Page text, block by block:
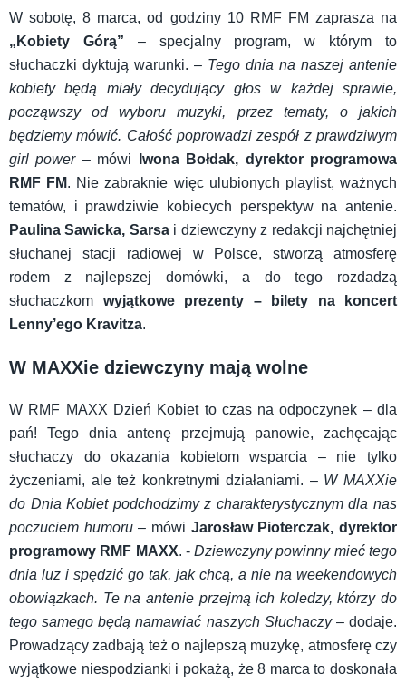
W sobotę, 8 marca, od godziny 10 RMF FM zaprasza na
„Kobiety Górą” – specjalny program, w którym to
słuchaczki dyktują warunki. – Tego dnia na naszej antenie
kobiety będą miały decydujący głos w każdej sprawie,
począwszy od wyboru muzyki, przez tematy, o jakich
będziemy mówić. Całość poprowadzi zespół z prawdziwym
girl power– mówi
Iwona Bołdak, dyrektor programowa
RMF FM. Nie zabraknie więc ulubionych playlist, ważnych
tematów, i prawdziwie kobiecych perspektyw na antenie.
Paulina Sawicka, Sarsai dziewczyny z redakcji najchętniej
słuchanej stacji radiowej w Polsce, stworzą atmosferę
rodem z najlepszej domówki, a do tego rozdadzą
słuchaczkom wyjątkowe prezenty – bilety na koncert
Lenny’ego Kravitza.
W MAXXie dziewczyny mają wolne
W RMF MAXX Dzień Kobiet to czas na odpoczynek – dla
pań! Tego dnia antenę przejmują panowie, zachęcając
słuchaczy do okazania kobietom wsparcia – nie tylko
życzeniami, ale też konkretnymi działaniami. – W MAXXie
do Dnia Kobiet podchodzimy z charakterystycznym dla nas
poczuciem humoru– mówi Jarosław Pioterczak, dyrektor
programowy RMF MAXX. -Dziewczyny powinny mieć tego
dnia luz i spędzić go tak, jak chcą, a nie na weekendowych
obowiązkach. Te na antenie przejmą ich koledzy, którzy do
tego samego będą namawiać naszych Słuchaczy– dodaje.
Prowadzący zadbają też o najlepszą muzykę, atmosferę czy
wyjątkowe niespodzianki i pokażą, że 8 marca to doskonała